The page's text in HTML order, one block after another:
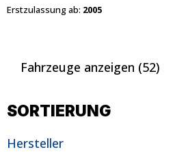
Erstzulassung ab: 2005
Fahrzeuge anzeigen (52)
SORTIERUNG
Hersteller